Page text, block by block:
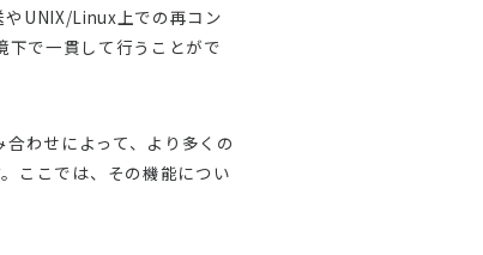
UNIX/Linux上での再コン
で一貫して行うことがで
わせによって、より多くの
ここでは、その機能につい